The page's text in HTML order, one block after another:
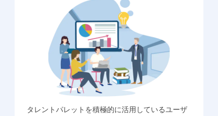
タレントパレットを積極的に活用しているユーザ